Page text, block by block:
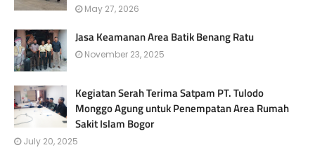
May 27, 2026
Jasa Keamanan Area Batik Benang Ratu
November 23, 2025
Kegiatan Serah Terima Satpam PT. Tulodo
Monggo Agung untuk Penempatan Area Rumah
Sakit Islam Bogor
July 20, 2025